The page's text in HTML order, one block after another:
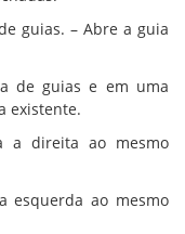
guias. – Abre a guia
de guias e em uma
existente.
a direita ao mesmo
ao mesmo